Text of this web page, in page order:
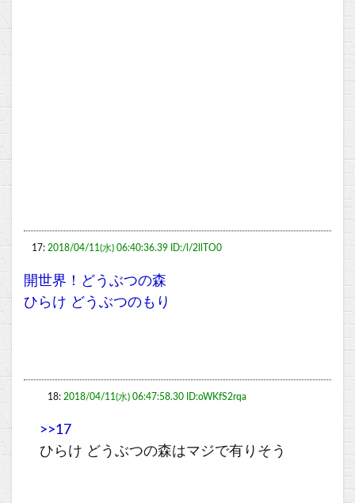
17: 2018/04/11(水) 06:40:36.39 ID:/l/2llTO0
開世界！どうぶつの森
ひらけ どうぶつのもり
18: 2018/04/11(水) 06:47:58.30 ID:oWKfS2rqa
>>17
ひらけ どうぶつの森はマジで有りそう